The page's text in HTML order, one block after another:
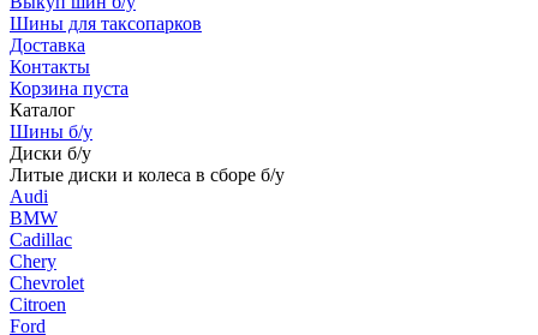
Шины для таксопарков
Доставка
Контакты
Корзина пуста
Каталог
Шины б/у
Диски б/у
Литые диски и колеса в сборе б/у
Audi
BMW
Cadillac
Chery
Chevrolet
Citroen
Ford